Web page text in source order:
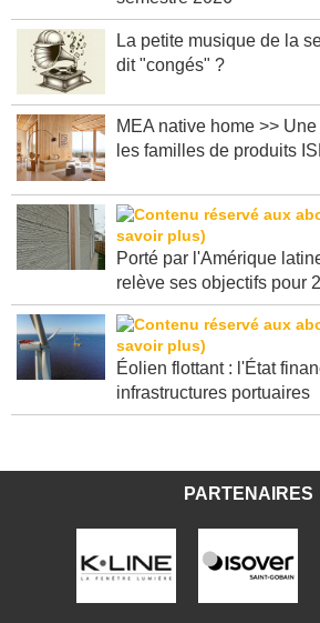
La petite musique de la
MEA native home >> Une
Porté par l'Amérique
Éolien flottant : l'État